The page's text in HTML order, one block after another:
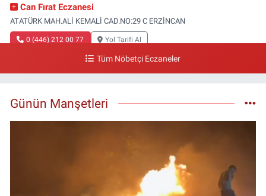
Can Fırat Eczanesi
ATATÜRK MAH.ALİ KEMALİ CAD.NO:29 C ERZİNCAN
0 (446) 212 00 77 Yol Tarifi Al
0 (446) 212 10 20
Tüm Nöbetçi Eczaneler
Günün Manşetleri